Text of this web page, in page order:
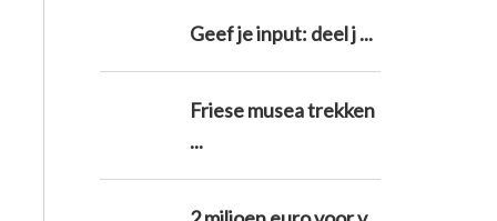
Geef je input: deel j ...
Friese musea trekken
...